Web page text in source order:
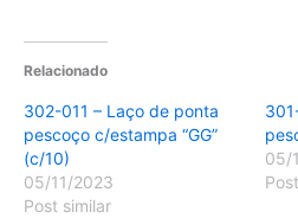
Relacionado
302-011 – Laço de ponta
pescoço c/estampa “GG”
(c/10)
05/11/2023
Post similar
05/